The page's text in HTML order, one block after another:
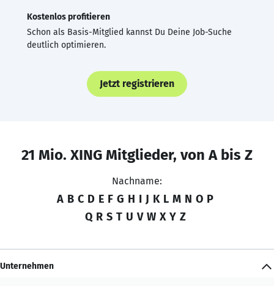
Kostenlos profitieren
Schon als Basis-Mitglied kannst Du Deine Job-Suche
deutlich optimieren.
Jetzt registrieren
21 Mio. XING Mitglieder, von A bis Z
Nachname:
A B C D E F G H I J K L M N O P
Q R S T U V W X Y Z
Unternehmen